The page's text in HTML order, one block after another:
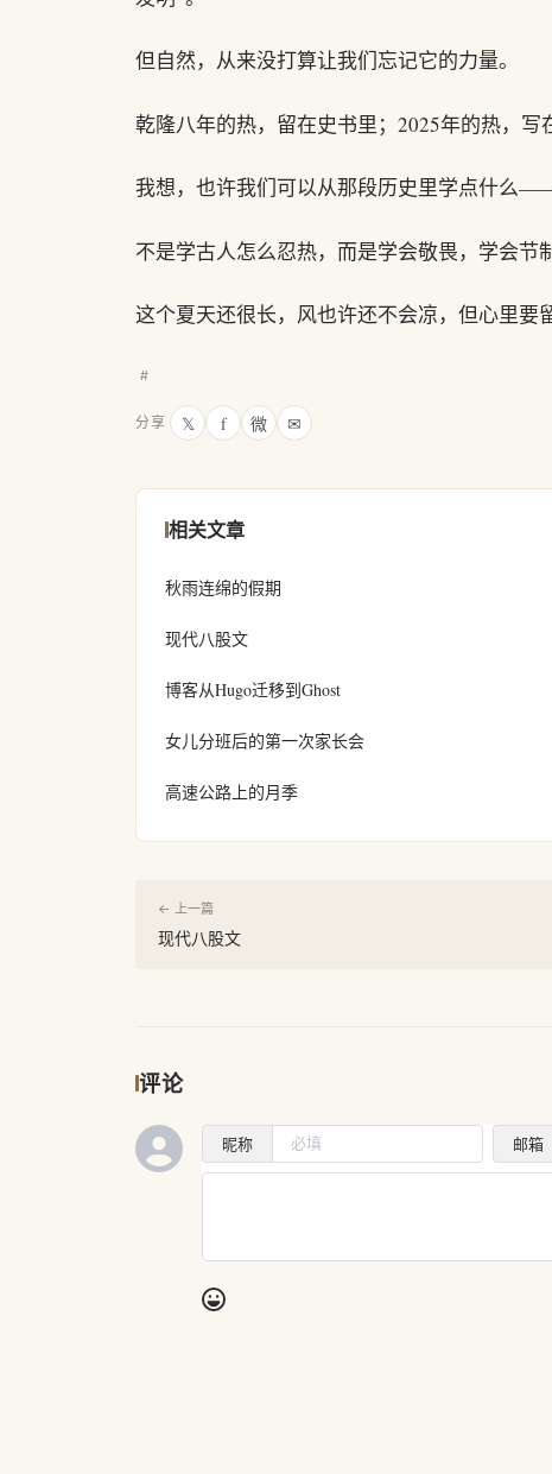
但自然，从来没打算让我们忘记它的力量。
乾隆八年的热，留在史书里；2025年的热，写
我想，也许我们可以从那段历史里学点什么
不是学古人怎么忍热，而是学会敬畏，学会节
这个夏天还很长，风也许还不会凉，但心里要
#
分享 𝕏 f 微 ✉
相关文章
秋雨连绵的假期
现代八股文
博客从Hugo迁移到Ghost
女儿分班后的第一次家长会
高速公路上的月季
← 上一篇
现代八股文
评论
昵称 邮箱